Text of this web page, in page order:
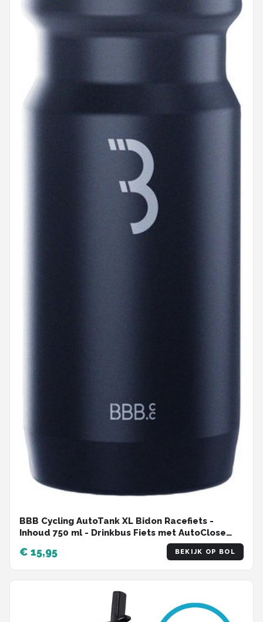
BBB Cycling AutoTank XL Bidon Racefiets -
Inhoud 750 ml - Drinkbus Fiets met AutoClose
€ 15,95 BEKIJK OP BOL